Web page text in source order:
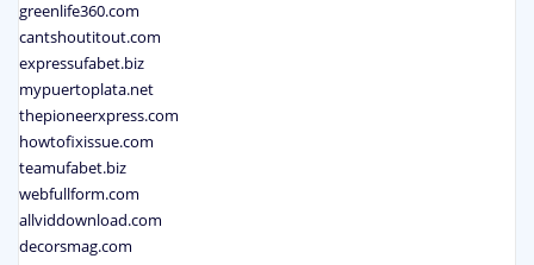
greenlife360.com
cantshoutitout.com
expressufabet.biz
mypuertoplata.net
thepioneerxpress.com
howtofixissue.com
teamufabet.biz
webfullform.com
allviddownload.com
decorsmag.com